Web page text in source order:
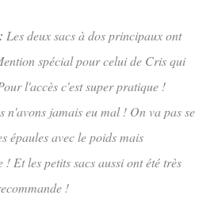
Les deux sacs à dos principaux ont
spécial pour celui de Cris qui
l'accès c'est super pratique !
n'avons jamais eu mal ! On va pas se
épaules avec le poids mais
Et les petits sacs aussi ont été très
!